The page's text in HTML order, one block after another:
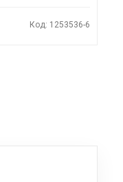
Код: 1253536-6